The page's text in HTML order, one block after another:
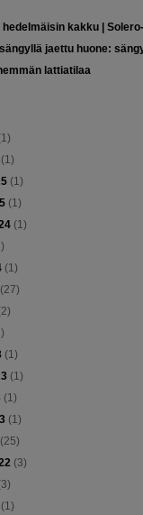
hedelmäisin kakku |
jaettu huone:
lattiatilaa
(1)
(1)
(1)
(1)
(1)
(1)
(1)
(1)
(3)